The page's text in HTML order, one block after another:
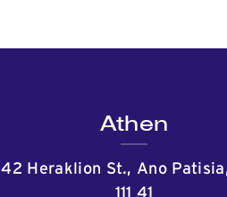
Athen
42 Heraklion St., Ano Patisia,
111 41